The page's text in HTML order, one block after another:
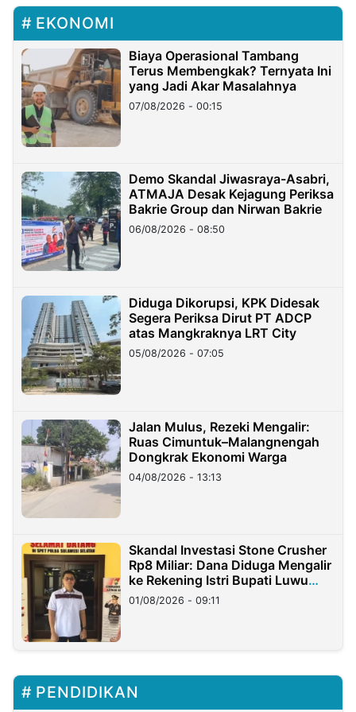
EKONOMI
Biaya Operasional Tambang
Terus Membengkak? Ternyata Ini
yang Jadi Akar Masalahnya
07/08/2026 - 00:15
Demo Skandal Jiwasraya-Asabri,
ATMAJA Desak Kejagung Periksa
Bakrie Group dan Nirwan Bakrie
06/08/2026 - 08:50
Diduga Dikorupsi, KPK Didesak
Segera Periksa Dirut PT ADCP
atas Mangkraknya LRT City
05/08/2026 - 07:05
Jalan Mulus, Rezeki Mengalir:
Ruas Cimuntuk–Malangnengah
Dongkrak Ekonomi Warga
04/08/2026 - 13:13
Skandal Investasi Stone Crusher
Rp8 Miliar: Dana Diduga Mengalir
ke Rekening Istri Bupati Luwu
Timur
01/08/2026 - 09:11
PENDIDIKAN